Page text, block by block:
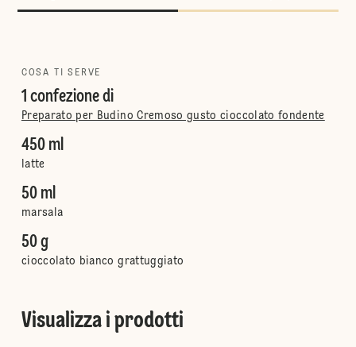
COSA TI SERVE
1 confezione di
Preparato per Budino Cremoso gusto cioccolato fondente
450 ml
latte
50 ml
marsala
50 g
cioccolato bianco grattuggiato
Visualizza i prodotti